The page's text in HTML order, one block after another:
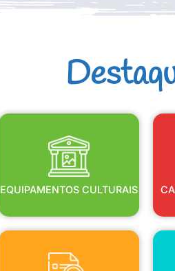
EQUIPAMENTOS CULTURAIS
EQUIPAMENTOS CULTURAIS
TRANSPARÊNCIA